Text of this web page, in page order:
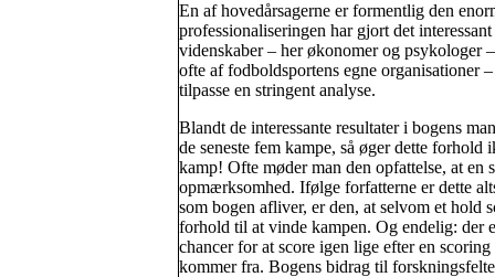
En af hovedårsagerne er formentlig den
professionaliseringen har gjort det
videnskaber – her økonomer og psykologer
ofte af fodboldsportens egne organisationer
tilpasse en stringent analyse.
Blandt de interessante resultater i bogens
de seneste fem kampe, så øger dette
kamp! Ofte møder man den opfattelse, at
opmærksomhed. Ifølge forfatterne er dette
som bogen afliver, er den, at selvom et
forhold til at vinde kampen. Og endelig: der
chancer for at score igen lige efter en
kommer fra. Bogens bidrag til